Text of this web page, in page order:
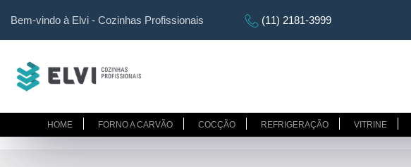
Bem-vindo à Elvi - Cozinhas Profissionais (11) 2181-3999
HOME FORNO A CARVÃO COCÇÃO REFRIGERAÇÃO VITRINE